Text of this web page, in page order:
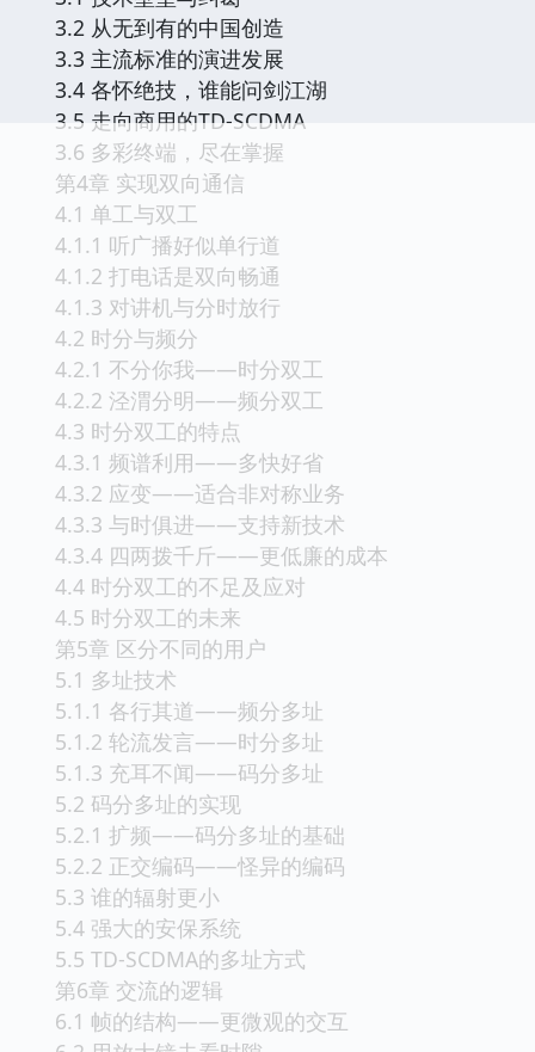
3.2 从无到有的中国创造
3.3 主流标准的演进发展
3.4 各怀绝技，谁能问剑江湖
3.5 走向商用的TD-SCDMA
3.6 多彩终端，尽在掌握
第4章 实现双向通信
4.1 单工与双工
4.1.1 听广播好似单行道
4.1.2 打电话是双向畅通
4.1.3 对讲机与分时放行
4.2 时分与频分
4.2.1 不分你我——时分双工
4.2.2 泾渭分明——频分双工
4.3 时分双工的特点
4.3.1 频谱利用——多快好省
4.3.2 应变——适合非对称业务
4.3.3 与时俱进——支持新技术
4.3.4 四两拨千斤——更低廉的成本
4.4 时分双工的不足及应对
4.5 时分双工的未来
第5章 区分不同的用户
5.1 多址技术
5.1.1 各行其道——频分多址
5.1.2 轮流发言——时分多址
5.1.3 充耳不闻——码分多址
5.2 码分多址的实现
5.2.1 扩频——码分多址的基础
5.2.2 正交编码——怪异的编码
5.3 谁的辐射更小
5.4 强大的安保系统
5.5 TD-SCDMA的多址方式
第6章 交流的逻辑
6.1 帧的结构——更微观的交互